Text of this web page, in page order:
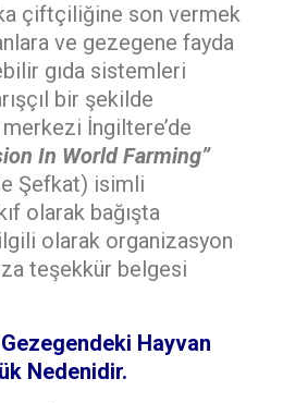
çiftçiliğine son vermek
ve gezegene fayda
gıda sistemleri
bir şekilde
İngiltere’de
In World Farming”
Şefkat) isimli
olarak bağışta
olarak organizasyon
teşekkür belgesi
Hayvan
Nedenidir.